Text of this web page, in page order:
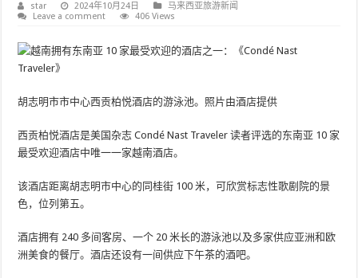
star 2024年10月24日
马来西亚旅游新闻
Leave a comment
406 Views
胡志明市市中心西贡柏悦酒店的游泳池。照片由酒店提供
西贡柏悦酒店是美国杂志 Condé Nast Traveler 读者评选的东南亚 10 家
最受欢迎酒店中唯一一家越南酒店。
该酒店距离胡志明市中心的同桂街 100 米，可欣赏标志性歌剧院的景
色，位列第五。
酒店拥有 240 多间客房、一个 20 米长的游泳池以及多家供应亚洲和欧
洲美食的餐厅。酒店还设有一间供应下午茶的酒吧。